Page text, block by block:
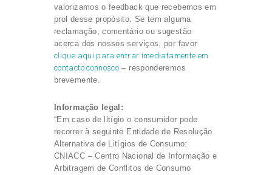
valorizamos o feedback que recebemos em
prol desse propósito. Se tem alguma
reclamação, comentário ou sugestão
acerca dos nossos serviços, por favor
clique aqui para entrar imediatamente em
contacto connosco – responderemos
brevemente.
Informação legal:
“Em caso de litígio o consumidor pode
recorrer à seguinte Entidade de Resolução
Alternativa de Litígios de Consumo:
CNIACC – Centro Nacional de Informação e
Arbitragem de Conflitos de Consumo